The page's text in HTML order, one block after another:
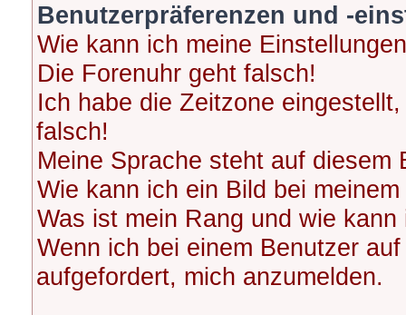
Benutzerpräferenzen und -
Wie kann ich meine
Die Forenuhr geht falsch!
Ich habe die Zeitzone
falsch!
Meine Sprache steht auf diesem
Wie kann ich ein Bild bei
Was ist mein Rang und wie
Wenn ich bei einem Benutzer
aufgefordert, mich anzumelden.